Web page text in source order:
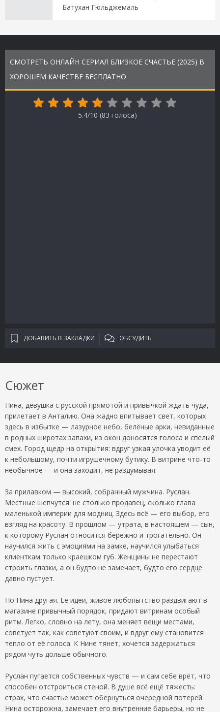
Батухан Гюльджемаль
СМОТРЕТЬ ОНЛАЙН СЕРИАЛ БЛИЗКОЕ СЧАСТЬЕ (2025) В
ХОРОШЕМ КАЧЕСТВЕ БЕСПЛАТНО
5.4/10 (83 голоса)
ДОБАВИТЬ В ЗАКЛАДКИ ОБСУДИТЬ
Сюжет
Нина, девушка с русской прямотой и привычкой ждать чуда,
прилетает в Анталию. Она жадно впитывает свет, которых
здесь в избытке — лазурное небо, белёные арки, невиданные
в родных широтах запахи, из окон доносятся голоса и спелый
смех. Город щедр на открытия: вдруг узкая улочка уводит её
к небольшому, почти игрушечному бутику. В витрине что-то
необычное — и она заходит, не раздумывая.
За прилавком — высокий, собранный мужчина. Руслан.
Местные шепчутся: не столько продавец, сколько глава
маленькой империи для модниц. Здесь всё — его выбор, его
взгляд на красоту. В прошлом — утрата, в настоящем — сын,
к которому Руслан относится бережно и трогательно. Он
научился жить с эмоциями на замке, научился улыбаться
клиенткам только краешком губ. Женщины не перестают
строить глазки, а он будто не замечает, будто его сердце
давно пустует.
Но Нина другая. Её идеи, живое любопытство раздвигают в
магазине привычный порядок, придают витринам особый
ритм. Легко, словно на лету, она меняет вещи местами,
советует так, как советуют своим, и вдруг ему становится
тепло от её голоса. К Нине тянет, хочется задержаться
рядом чуть дольше обычного.
Руслан пугается собственных чувств — и сам себе врёт, что
способен отстроиться стеной. В душе всё ещё тяжесть:
страх, что счастье может обернуться очередной потерей.
Нина осторожна, замечает его внутренние барьеры, но не